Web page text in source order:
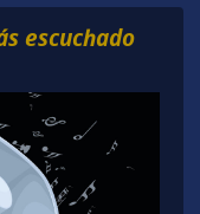
escuchado